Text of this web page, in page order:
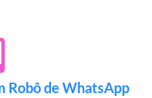
de WhatsApp